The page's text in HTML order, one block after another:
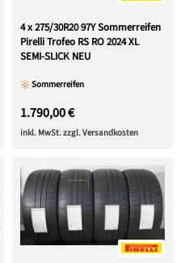
4 x 275/30R20 97Y Sommerreifen
Pirelli Trofeo RS RO 2024 XL
SEMI-SLICK NEU
Sommerreifen
1.790,00 €
inkl. MwSt. zzgl. Versandkosten